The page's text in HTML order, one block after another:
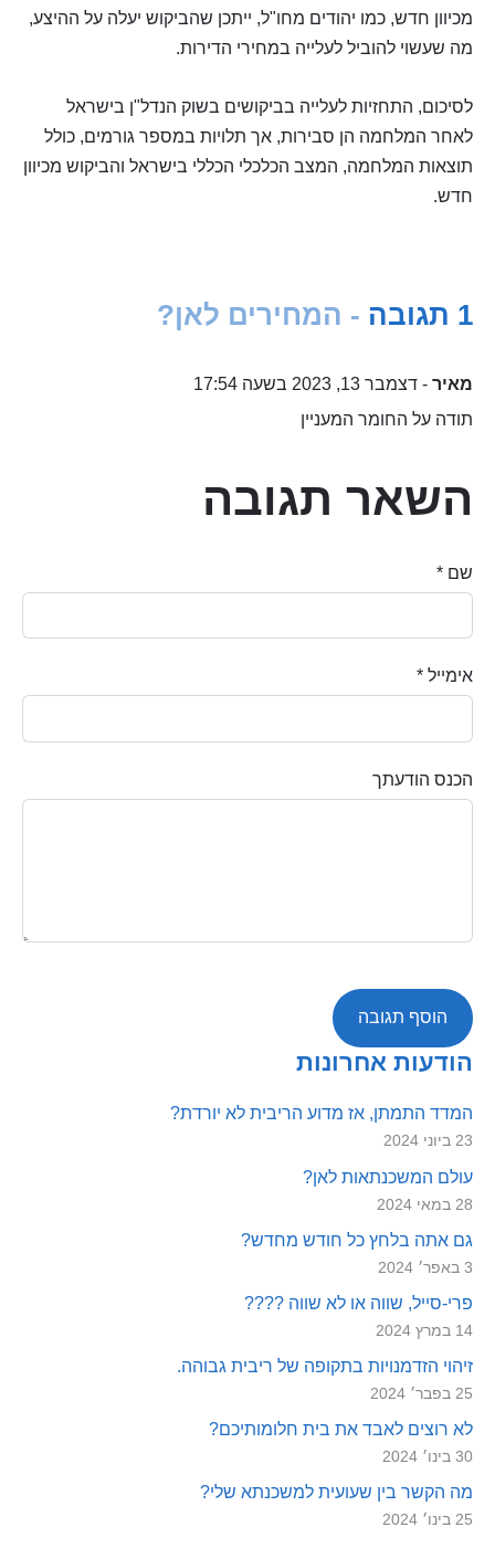
הודעות אחרונות
המדד התמתן, אז מדוע הריבית לא יורדת?
23 ביוני 2024
עולם המשכנתאות לאן?
28 במאי 2024
גם אתה בלחץ כל חודש מחדש?
3 באפר׳ 2024
פרי-סייל, שווה או לא שווה ????
14 במרץ 2024
זיהוי הזדמנויות בתקופה של ריבית גבוהה.
25 בפבר׳ 2024
לא רוצים לאבד את בית חלומותיכם?
30 בינו׳ 2024
מה הקשר בין שעועית למשכנתא שלי?
25 בינו׳ 2024
מכיוון חדש, כמו יהודים מחו"ל, ייתכן שהביקוש יעלה על ההיצע,
מה שעשוי להוביל לעלייה במחירי הדירות.
לסיכום, התחזיות לעלייה בביקושים בשוק הנדל"ן בישראל
לאחר המלחמה הן סבירות, אך תלויות במספר גורמים, כולל
תוצאות המלחמה, המצב הכלכלי הכללי בישראל והביקוש מכיוון
חדש.
1 תגובה - המחירים לאן?
מאיר - דצמבר 13, 2023 בשעה 17:54
תודה על החומר המעניין
השאר תגובה
שם *
אימייל *
הכנס הודעתך